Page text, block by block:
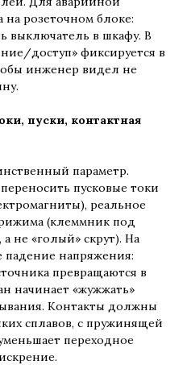
на розеточном блоке:
выключатель в шкафу. В
доступ» фиксируется в
инженер видел не
пуски, контактная
параметр.
пусковые токи
реальное
(клеммник под
не «голый» скрут). На
падение напряжения:
превращаются в
начинает «жужжать»
Контакты должны
сплавов, с пружинящей
переходное